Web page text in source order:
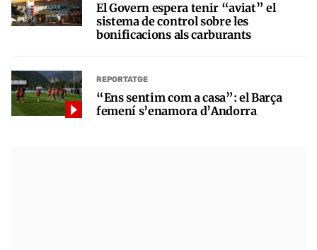
El Govern espera tenir “aviat” el
sistema de control sobre les
bonificacions als carburants
REPORTATGE
“Ens sentim com a casa”: el Barça
femení s’enamora d’Andorra